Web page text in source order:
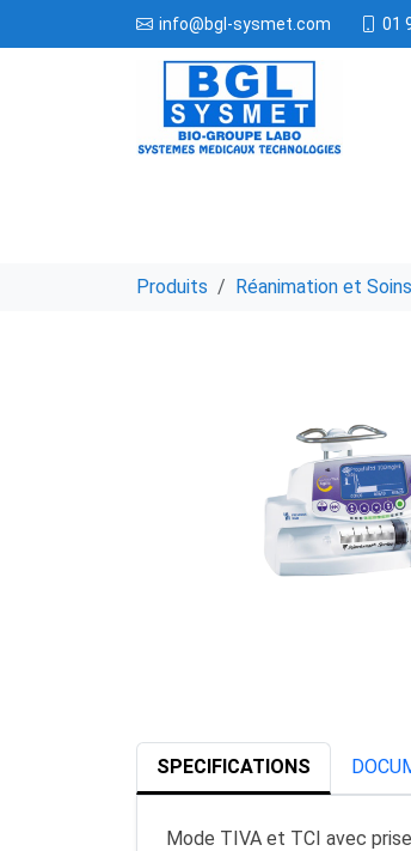
info@bgl-sysmet.com 01
Produits Réanimation et
SPECIFICATIONS
Mode TIVA et TCI avec